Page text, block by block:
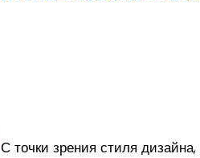
С точки зрения стиля